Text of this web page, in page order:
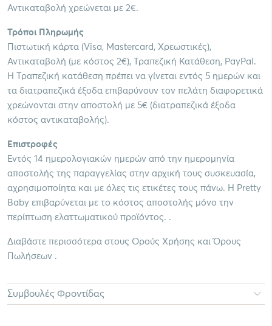
Αντικαταβολή χρεώνεται με 2€.
Τρόποι Πληρωμής
Πιστωτική κάρτα (Visa, Mastercard, Χρεωστικές),
Αντικαταβολή (με κόστος 2€), Τραπεζική Κατάθεση, PayPal.
Η Τραπεζική κατάθεση πρέπει να γίνεται εντός 5 ημερών και
τα διατραπεζικά έξοδα επιβαρύνουν τον πελάτη διαφορετικά
χρεώνονται στην αποστολή με 5€ (διατραπεζικά έξοδα
κόστος αντικαταβολής).
Επιστροφές
Εντός 14 ημερολογιακών ημερών από την ημερομηνία
αποστολής της παραγγελίας στην αρχική τους συσκευασία,
αχρησιμοποίητα και με όλες τις ετικέτες τους πάνω. Η Pretty
Baby επιβαρύνεται με το κόστος αποστολής μόνο την
περίπτωση ελαττωματικού προϊόντος. .
Διαβάστε περισσότερα στους Ορούς Χρήσης και Όρους
Πωλήσεων .
Συμβουλές Φροντίδας